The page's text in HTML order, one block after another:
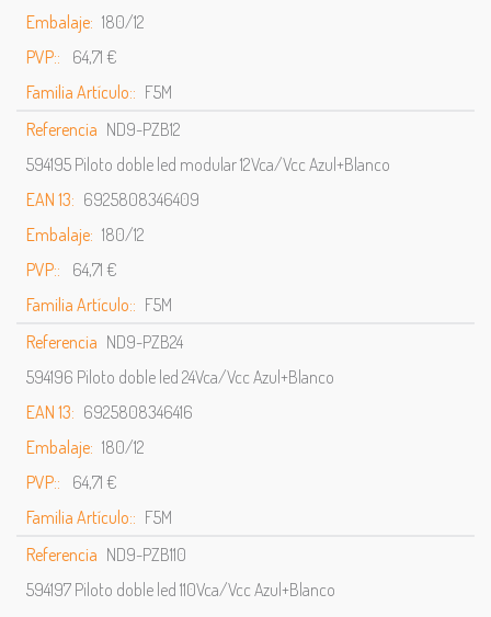
Embalaje: 180/12
PVP::
64,71 €
Familia Artículo:: F5M
Referencia ND9-PZB12
594195 Piloto doble led modular 12Vca/Vcc Azul+Blanco
EAN 13: 6925808346409
Embalaje: 180/12
PVP::
64,71 €
Familia Artículo:: F5M
Referencia ND9-PZB24
594196 Piloto doble led 24Vca/Vcc Azul+Blanco
EAN 13: 6925808346416
Embalaje: 180/12
PVP::
64,71 €
Familia Artículo:: F5M
Referencia ND9-PZB110
594197 Piloto doble led 110Vca/Vcc Azul+Blanco